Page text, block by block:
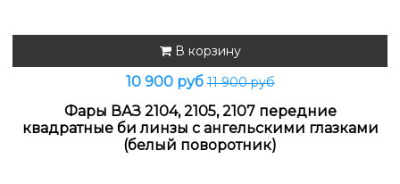
В корзину
10 900 руб11 900 руб
Фары ВАЗ 2104, 2105, 2107 передние
квадратные би линзы с ангельскими глазками
(белый поворотник)